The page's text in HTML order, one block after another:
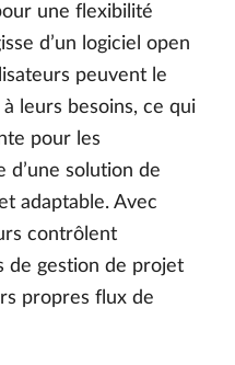
une flexibilité
d’un logiciel open
peuvent le
leurs besoins, ce qui
pour les
d’une solution de
adaptable. Avec
contrôlent
de gestion de projet
propres flux de